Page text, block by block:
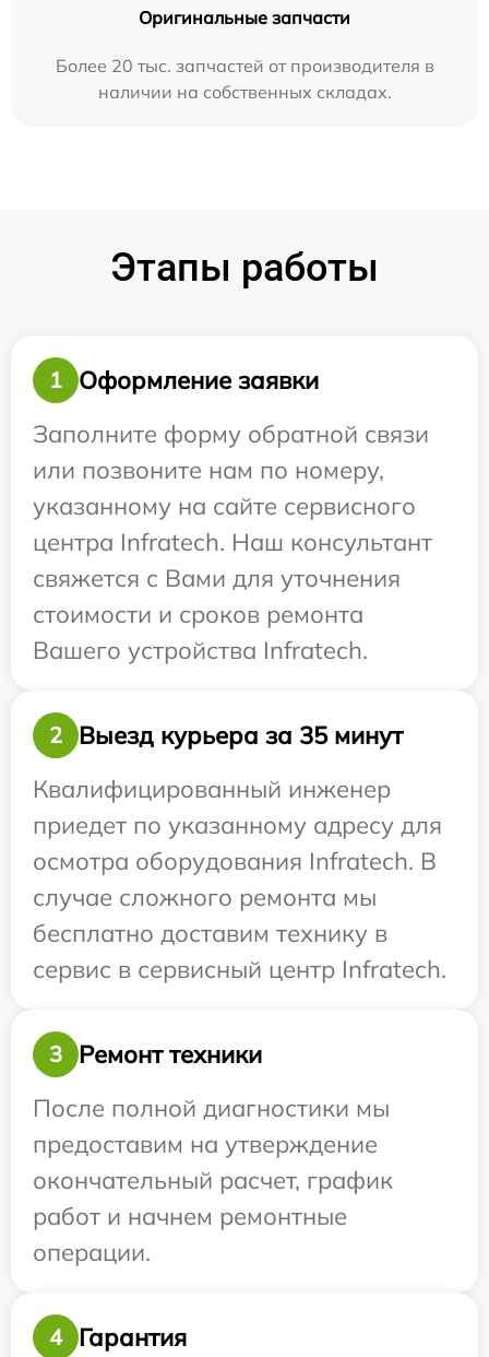
Оригинальные запчасти
Более 20 тыс. запчастей от производителя в
наличии на собственных складах.
Этапы работы
1
Оформление заявки
Заполните форму обратной связи
или позвоните нам по номеру,
указанному на сайте сервисного
центра Infratech. Наш консультант
свяжется с Вами для уточнения
стоимости и сроков ремонта
Вашего устройства Infratech.
2
Выезд курьера за 35 минут
Квалифицированный инженер
приедет по указанному адресу для
осмотра оборудования Infratech. В
случае сложного ремонта мы
бесплатно доставим технику в
сервис в сервисный центр Infratech.
3
Ремонт техники
После полной диагностики мы
предоставим на утверждение
окончательный расчет, график
работ и начнем ремонтные
операции.
4 Гарантия